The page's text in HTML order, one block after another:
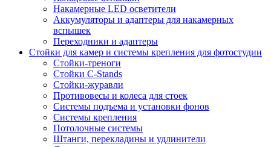
Накамерные LED осветители
Аккумуляторы и адаптеры для накамерных
вспышек
Переходники и адаптеры
Стойки для камер и системы крепления для фотостудии
Стойки-треноги
Стойки C-Stands
Стойки-журавли
Противовесы и колеса для стоек
Системы подъема и установки фонов
Системы крепления
Потолочные системы
Штанги, перекладины и удлинители